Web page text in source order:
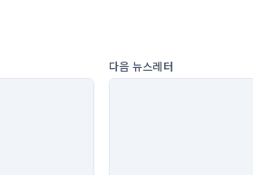
다음 뉴스레터